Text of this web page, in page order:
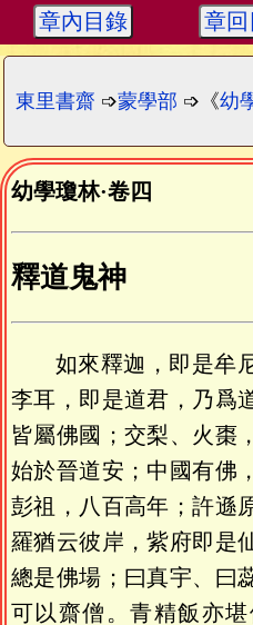
章內目錄 章
東里書齋 ➩蒙學部 ➩《幼
幼學瓊林·卷四
釋道鬼神
如來釋迦，即是牟
李耳，即是道君，乃爲
皆屬佛國；交梨、火棗
始於晉道安；中國有佛
彭祖，八百高年；許遜
羅猶云彼岸，紫府即是
總是佛場；曰真宇、曰
可以齋僧。青精飯亦